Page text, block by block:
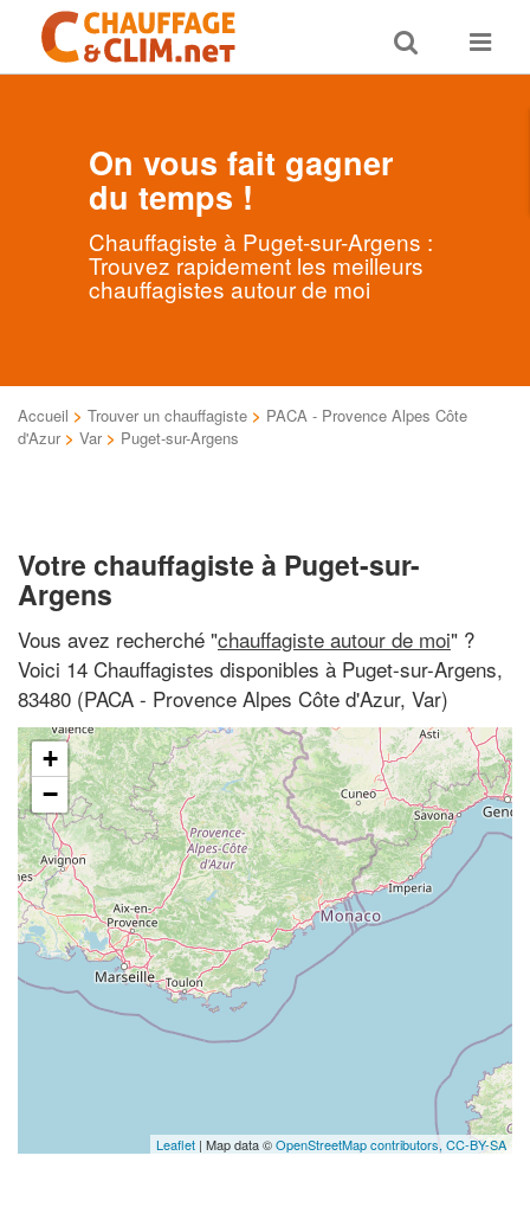
Toggle
search
Toggle
On vous fait gagner
du temps !
Chauffagiste à Puget-sur-Argens :
Trouvez rapidement les meilleurs
chauffagistes autour de moi
Accueil > Trouver un chauffagiste > PACA - Provence Alpes Côte
d'Azur > Var > Puget-sur-Argens
Votre chauffagiste à Puget-sur-
Argens
Vous avez recherché "chauffagiste autour de moi" ?
Voici 14 Chauffagistes disponibles à Puget-sur-Argens,
83480 (PACA - Provence Alpes Côte d'Azur, Var)
+
−
Leaflet | Map data ©OpenStreetMap contributors, CC-BY-SA